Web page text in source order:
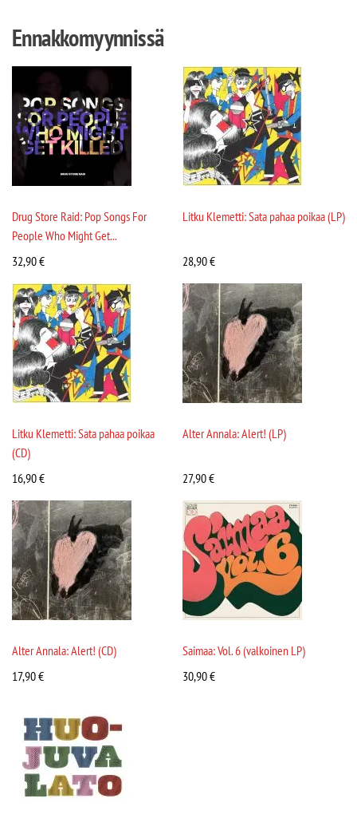
Ennakkomyynnissä
Drug Store Raid: Pop Songs For
People Who Might Get...
32,90€
Litku Klemetti: Sata pahaa poikaa (LP)
28,90€
Litku Klemetti: Sata pahaa poikaa
(CD)
16,90€
Alter Annala: Alert! (LP)
27,90€
Alter Annala: Alert! (CD)
17,90€
Saimaa: Vol. 6 (valkoinen LP)
30,90€